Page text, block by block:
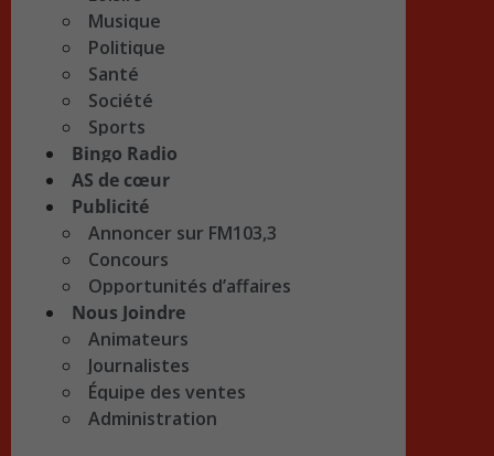
Musique
Politique
Santé
Société
Sports
Bingo Radio
AS de cœur
Publicité
Annoncer sur FM103,3
Concours
Opportunités d’affaires
Nous Joindre
Animateurs
Journalistes
Équipe des ventes
Administration